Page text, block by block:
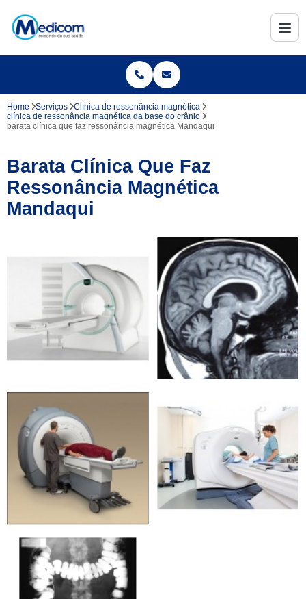
Home Serviços
Clínica de ressonância magnética
clínica de ressonância magnética da base do crânio
barata clínica que faz ressonância magnética Mandaqui
Barata Clínica Que Faz
Ressonância Magnética
Mandaqui